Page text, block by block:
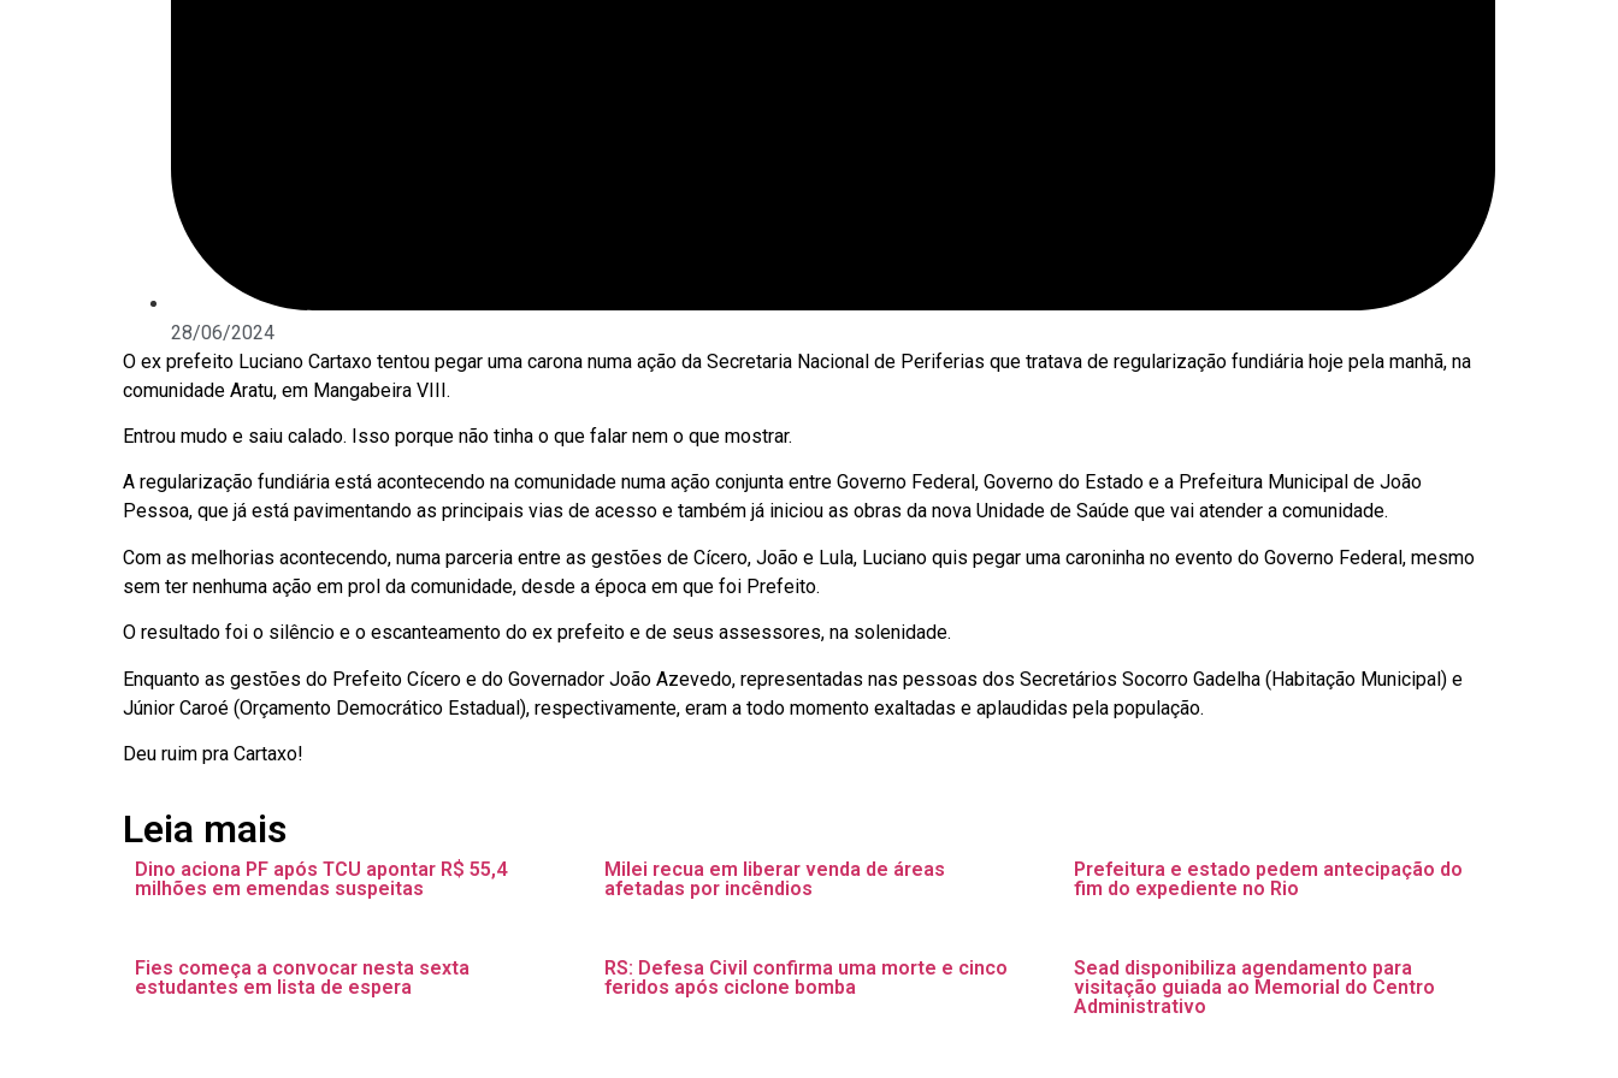
28/06/2024
O ex prefeito Luciano Cartaxo tentou pegar uma carona numa ação da Secretaria Nacional de Periferias que tratava de regularização fundiária hoje pela manhã, na
comunidade Aratu, em Mangabeira VIII.
Entrou mudo e saiu calado. Isso porque não tinha o que falar nem o que mostrar.
A regularização fundiária está acontecendo na comunidade numa ação conjunta entre Governo Federal, Governo do Estado e a Prefeitura Municipal de João
Pessoa, que já está pavimentando as principais vias de acesso e também já iniciou as obras da nova Unidade de Saúde que vai atender a comunidade.
Com as melhorias acontecendo, numa parceria entre as gestões de Cícero, João e Lula, Luciano quis pegar uma caroninha no evento do Governo Federal, mesmo
sem ter nenhuma ação em prol da comunidade, desde a época em que foi Prefeito.
O resultado foi o silêncio e o escanteamento do ex prefeito e de seus assessores, na solenidade.
Enquanto as gestões do Prefeito Cícero e do Governador João Azevedo, representadas nas pessoas dos Secretários Socorro Gadelha (Habitação Municipal) e
Júnior Caroé (Orçamento Democrático Estadual), respectivamente, eram a todo momento exaltadas e aplaudidas pela população.
Deu ruim pra Cartaxo!
Leia mais
Dino aciona PF após TCU apontar R$ 55,4
milhões em emendas suspeitas
Milei recua em liberar venda de áreas
afetadas por incêndios
Prefeitura e estado pedem antecipação do
fim do expediente no Rio
Fies começa a convocar nesta sexta
estudantes em lista de espera
RS: Defesa Civil confirma uma morte e cinco
feridos após ciclone bomba
Sead disponibiliza agendamento para
visitação guiada ao Memorial do Centro
Administrativo